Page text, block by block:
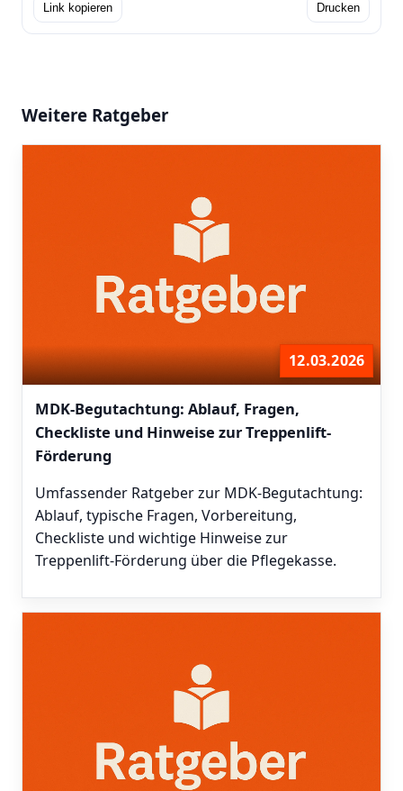
Link kopieren Drucken
Weitere Ratgeber
12.03.2026
MDK-Begutachtung: Ablauf, Fragen,
Checkliste und Hinweise zur Treppenlift-
Förderung
Umfassender Ratgeber zur MDK-Begutachtung:
Ablauf, typische Fragen, Vorbereitung,
Checkliste und wichtige Hinweise zur
Treppenlift-Förderung über die Pflegekasse.